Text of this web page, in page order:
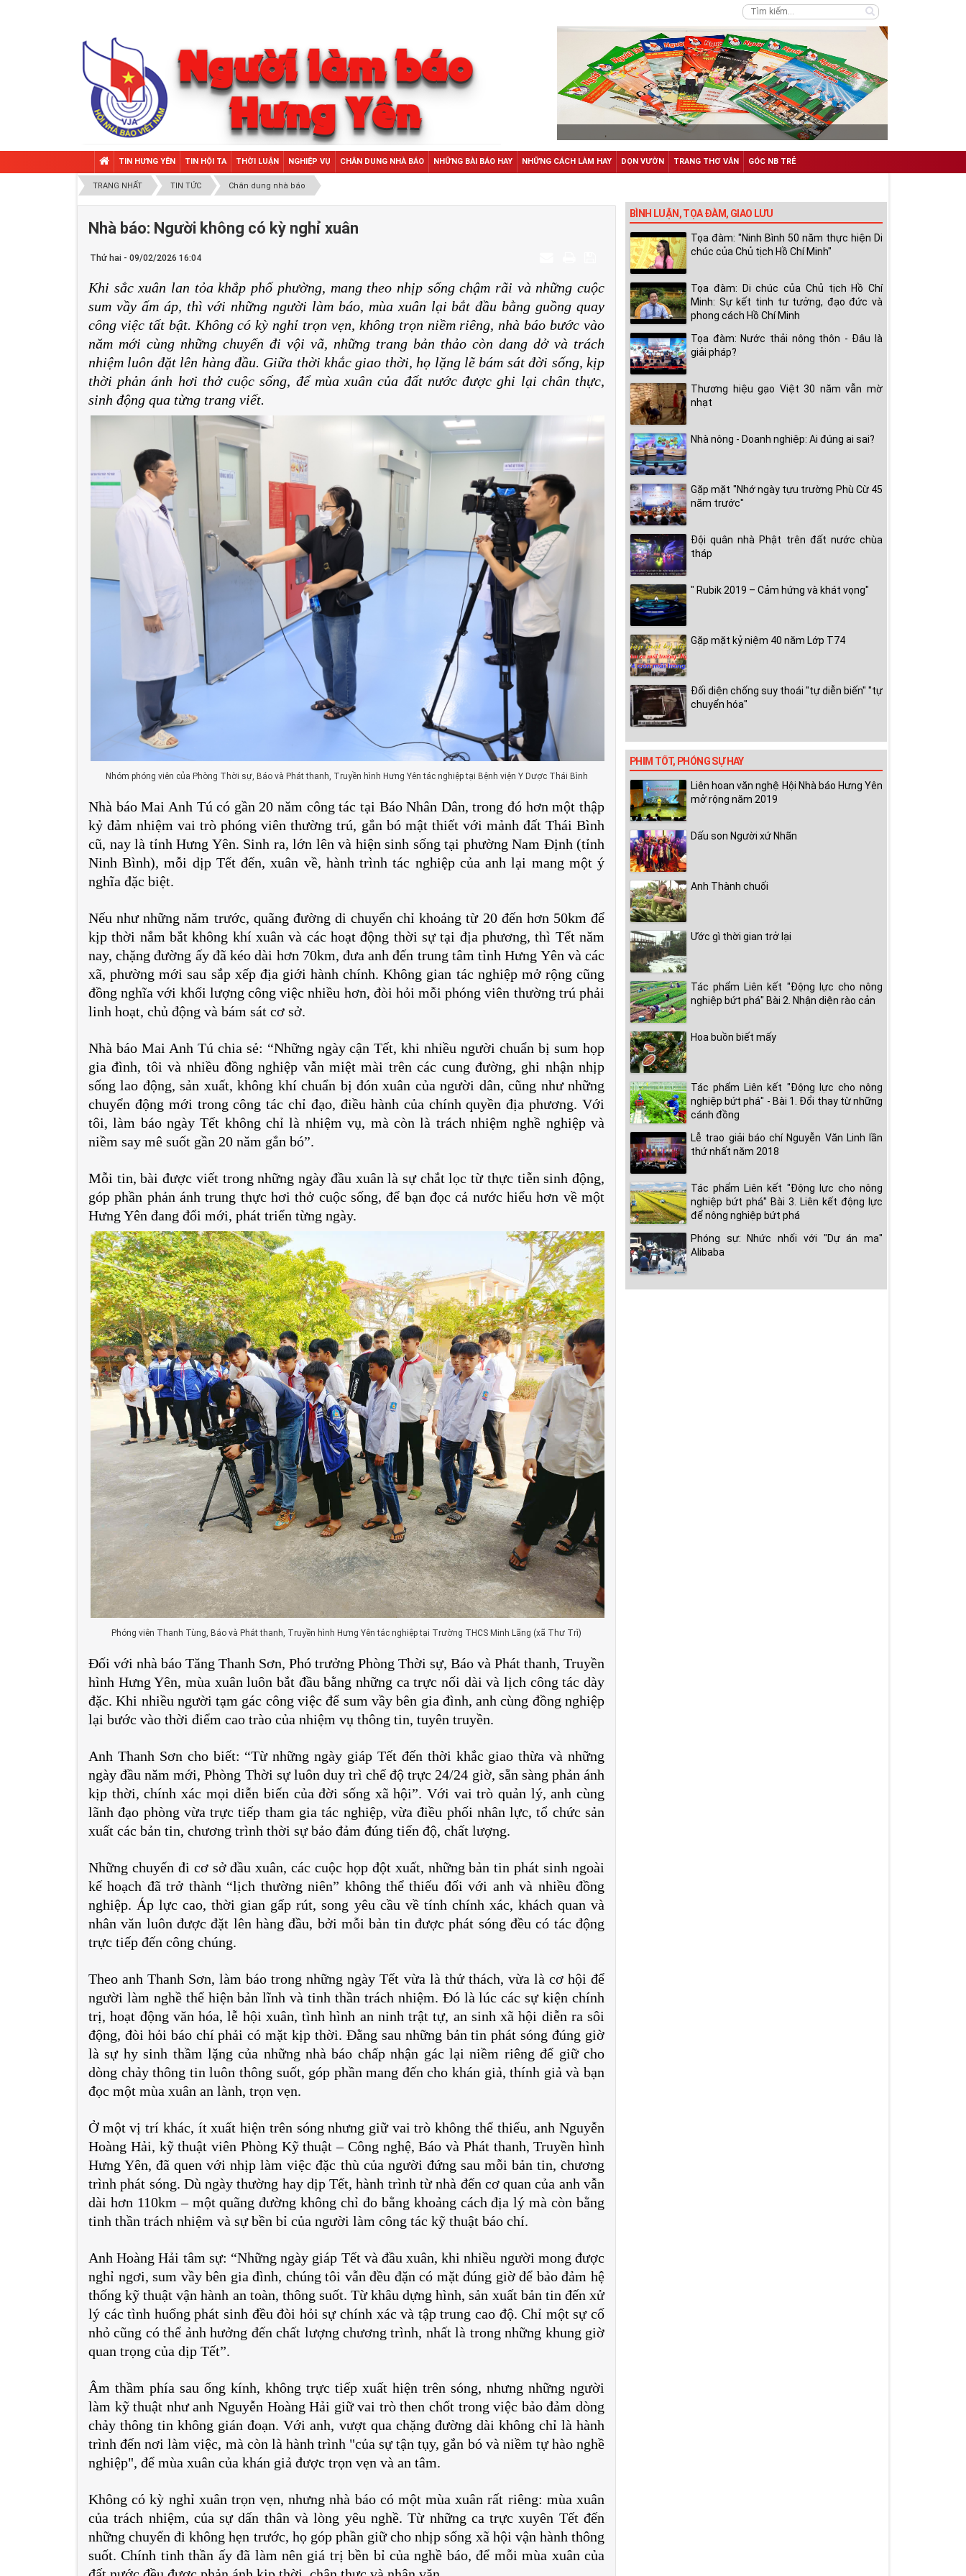
TIN HƯNG YÊN TIN HỘI TA THỜI LUẬN NGHIỆP VỤ CHÂN DUNG NHÀ BÁO NHỮNG BÀI BÁO HAY NHỮNG CÁCH LÀM HAY DỌN VƯỜN TRANG THƠ VĂN GÓC NB TRẺ
TRANG NHẤT TIN TỨC Chân dung nhà báo
Nhà báo: Người không có kỳ nghỉ xuân
Thứ hai - 09/02/2026 16:04
Khi sắc xuân lan tỏa khắp phố phường, mang theo nhịp sống chậm rãi và những cuộc
sum vầy ấm áp, thì với những người làm báo, mùa xuân lại bắt đầu bằng guồng quay
công việc tất bật. Không có kỳ nghỉ trọn vẹn, không trọn niềm riêng, nhà báo bước vào
năm mới cùng những chuyến đi vội vã, những trang bản thảo còn dang dở và trách
nhiệm luôn đặt lên hàng đầu. Giữa thời khắc giao thời, họ lặng lẽ bám sát đời sống, kịp
thời phản ánh hơi thở cuộc sống, để mùa xuân của đất nước được ghi lại chân thực,
sinh động qua từng trang viết.
Nhóm phóng viên của Phòng Thời sự, Báo và Phát thanh, Truyền hình Hưng Yên tác nghiệp tại Bệnh viện Y Dược Thái Bình
Nhà báo Mai Anh Tú có gần 20 năm công tác tại Báo Nhân Dân, trong đó hơn một thập
kỷ đảm nhiệm vai trò phóng viên thường trú, gắn bó mật thiết với mảnh đất Thái Bình
cũ, nay là tỉnh Hưng Yên. Sinh ra, lớn lên và hiện sinh sống tại phường Nam Định (tỉnh
Ninh Bình), mỗi dịp Tết đến, xuân về, hành trình tác nghiệp của anh lại mang một ý
nghĩa đặc biệt.
Nếu như những năm trước, quãng đường di chuyển chỉ khoảng từ 20 đến hơn 50km để
kịp thời nắm bắt không khí xuân và các hoạt động thời sự tại địa phương, thì Tết năm
nay, chặng đường ấy đã kéo dài hơn 70km, đưa anh đến trung tâm tỉnh Hưng Yên và các
xã, phường mới sau sắp xếp địa giới hành chính. Không gian tác nghiệp mở rộng cũng
đồng nghĩa với khối lượng công việc nhiều hơn, đòi hỏi mỗi phóng viên thường trú phải
linh hoạt, chủ động và bám sát cơ sở.
Nhà báo Mai Anh Tú chia sẻ: “Những ngày cận Tết, khi nhiều người chuẩn bị sum họp
gia đình, tôi và nhiều đồng nghiệp vẫn miệt mài trên các cung đường, ghi nhận nhịp
sống lao động, sản xuất, không khí chuẩn bị đón xuân của người dân, cũng như những
chuyển động mới trong công tác chỉ đạo, điều hành của chính quyền địa phương. Với
tôi, làm báo ngày Tết không chỉ là nhiệm vụ, mà còn là trách nhiệm nghề nghiệp và
niềm say mê suốt gần 20 năm gắn bó”.
Mỗi tin, bài được viết trong những ngày đầu xuân là sự chắt lọc từ thực tiễn sinh động,
góp phần phản ánh trung thực hơi thở cuộc sống, để bạn đọc cả nước hiểu hơn về một
Hưng Yên đang đổi mới, phát triển từng ngày.
Phóng viên Thanh Tùng, Báo và Phát thanh, Truyền hình Hưng Yên tác nghiệp tại Trường THCS Minh Lãng (xã Thư Trì)
Đối với nhà báo Tăng Thanh Sơn, Phó trưởng Phòng Thời sự, Báo và Phát thanh, Truyền
hình Hưng Yên, mùa xuân luôn bắt đầu bằng những ca trực nối dài và lịch công tác dày
đặc. Khi nhiều người tạm gác công việc để sum vầy bên gia đình, anh cùng đồng nghiệp
lại bước vào thời điểm cao trào của nhiệm vụ thông tin, tuyên truyền.
Anh Thanh Sơn cho biết: “Từ những ngày giáp Tết đến thời khắc giao thừa và những
ngày đầu năm mới, Phòng Thời sự luôn duy trì chế độ trực 24/24 giờ, sẵn sàng phản ánh
kịp thời, chính xác mọi diễn biến của đời sống xã hội”. Với vai trò quản lý, anh cùng
lãnh đạo phòng vừa trực tiếp tham gia tác nghiệp, vừa điều phối nhân lực, tổ chức sản
xuất các bản tin, chương trình thời sự bảo đảm đúng tiến độ, chất lượng.
Những chuyến đi cơ sở đầu xuân, các cuộc họp đột xuất, những bản tin phát sinh ngoài
kế hoạch đã trở thành “lịch thường niên” không thể thiếu đối với anh và nhiều đồng
nghiệp. Áp lực cao, thời gian gấp rút, song yêu cầu về tính chính xác, khách quan và
nhân văn luôn được đặt lên hàng đầu, bởi mỗi bản tin được phát sóng đều có tác động
trực tiếp đến công chúng.
Theo anh Thanh Sơn, làm báo trong những ngày Tết vừa là thử thách, vừa là cơ hội để
người làm nghề thể hiện bản lĩnh và tinh thần trách nhiệm. Đó là lúc các sự kiện chính
trị, hoạt động văn hóa, lễ hội xuân, tình hình an ninh trật tự, an sinh xã hội diễn ra sôi
động, đòi hỏi báo chí phải có mặt kịp thời. Đằng sau những bản tin phát sóng đúng giờ
là sự hy sinh thầm lặng của những nhà báo chấp nhận gác lại niềm riêng để giữ cho
dòng chảy thông tin luôn thông suốt, góp phần mang đến cho khán giả, thính giả và bạn
đọc một mùa xuân an lành, trọn vẹn.
Ở một vị trí khác, ít xuất hiện trên sóng nhưng giữ vai trò không thể thiếu, anh Nguyễn
Hoàng Hải, kỹ thuật viên Phòng Kỹ thuật – Công nghệ, Báo và Phát thanh, Truyền hình
Hưng Yên, đã quen với nhịp làm việc đặc thù của người đứng sau mỗi bản tin, chương
trình phát sóng. Dù ngày thường hay dịp Tết, hành trình từ nhà đến cơ quan của anh vẫn
dài hơn 110km – một quãng đường không chỉ đo bằng khoảng cách địa lý mà còn bằng
tinh thần trách nhiệm và sự bền bỉ của người làm công tác kỹ thuật báo chí.
Anh Hoàng Hải tâm sự: “Những ngày giáp Tết và đầu xuân, khi nhiều người mong được
nghỉ ngơi, sum vầy bên gia đình, chúng tôi vẫn đều đặn có mặt đúng giờ để bảo đảm hệ
thống kỹ thuật vận hành an toàn, thông suốt. Từ khâu dựng hình, sản xuất bản tin đến xử
lý các tình huống phát sinh đều đòi hỏi sự chính xác và tập trung cao độ. Chỉ một sự cố
nhỏ cũng có thể ảnh hưởng đến chất lượng chương trình, nhất là trong những khung giờ
quan trọng của dịp Tết”.
Âm thầm phía sau ống kính, không trực tiếp xuất hiện trên sóng, nhưng những người
làm kỹ thuật như anh Nguyễn Hoàng Hải giữ vai trò then chốt trong việc bảo đảm dòng
chảy thông tin không gián đoạn. Với anh, vượt qua chặng đường dài không chỉ là hành
trình đến nơi làm việc, mà còn là hành trình "của sự tận tụy, gắn bó và niềm tự hào nghề
nghiệp", để mùa xuân của khán giả được trọn vẹn và an tâm.
Không có kỳ nghỉ xuân trọn vẹn, nhưng nhà báo có một mùa xuân rất riêng: mùa xuân
của trách nhiệm, của sự dấn thân và lòng yêu nghề. Từ những ca trực xuyên Tết đến
những chuyến đi không hẹn trước, họ góp phần giữ cho nhịp sống xã hội vận hành thông
suốt. Chính tinh thần ấy đã làm nên giá trị bền bỉ của nghề báo, để mỗi mùa xuân của
BÌNH LUẬN, TỌA ĐÀM, GIAO LƯU
Tọa đàm: "Ninh Bình 50 năm thực hiện Di
chúc của Chủ tịch Hồ Chí Minh"
Tọa đàm: Di chúc của Chủ tịch Hồ Chí
Minh: Sự kết tinh tư tưởng, đạo đức và
phong cách Hồ Chí Minh
Tọa đàm: Nước thải nông thôn - Đâu là
giải pháp?
Thương hiệu gạo Việt 30 năm vẫn mờ
nhạt
Nhà nông - Doanh nghiệp: Ai đúng ai sai?
Gặp mặt "Nhớ ngày tựu trường Phù Cừ 45
năm trước"
Đội quân nhà Phật trên đất nước chùa
tháp
" Rubik 2019 – Cảm hứng và khát vọng"
Gặp mặt kỷ niệm 40 năm Lớp T74
Đối diện chống suy thoái "tự diễn biến" "tự
chuyển hóa"
PHIM TỐT, PHÓNG SỰ HAY
Liên hoan văn nghệ Hội Nhà báo Hưng Yên
mở rộng năm 2019
Dấu son Người xứ Nhãn
Anh Thành chuối
Ước gì thời gian trở lại
Tác phẩm Liên kết "Động lực cho nông
nghiệp bứt phá" Bài 2. Nhận diện rào cản
Hoa buồn biết mấy
Tác phẩm Liên kết "Động lực cho nông
nghiệp bứt phá" - Bài 1. Đổi thay từ những
cánh đồng
Lễ trao giải báo chí Nguyễn Văn Linh lần
thứ nhất năm 2018
Tác phẩm Liên kết "Động lực cho nông
nghiệp bứt phá" Bài 3. Liên kết động lực
để nông nghiệp bứt phá
Phóng sự: Nhức nhối với "Dự án ma"
Alibaba